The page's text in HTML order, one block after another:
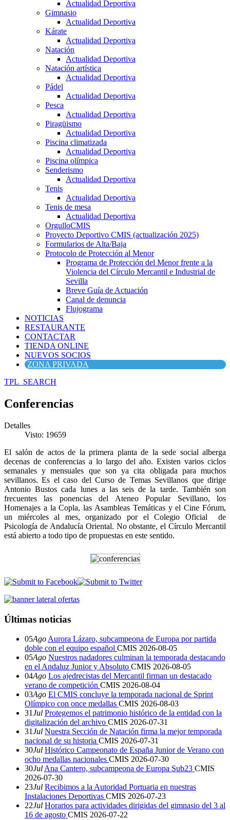
Actualidad Deportiva
Gimnasio
Actualidad Deportiva
Kárate
Actualidad Deportiva
Natación
Actualidad Deportiva
Natación artística
Actualidad Deportiva
Pádel
Actualidad Deportiva
Pesca
Actualidad Deportiva
Piragüismo
Actualidad Deportiva
Piscina climatizada
Actualidad Deportiva
Piscina olímpica
Senderismo
Actualidad Deportiva
Tenis
Actualidad Deportiva
Tenis de mesa
Actualidad Deportiva
OrgulloCMIS
Proyecto Deportivo CMIS (actualización 2025)
Formularios de Alta/Baja
Protocolo de Protección al Menor
Programa de Protección del Menor frente a la
Violencia del Círculo Mercantil e Industrial de
Sevilla
Breve Guía de Actuación
Canal de denuncia
Flujograma
NOTICIAS
RESTAURANTE
CONTACTAR
TIENDA ONLINE
NUEVOS SOCIOS
ZONA PRIVADA
TPL_SEARCH
Conferencias
Detalles
Visto: 19659
El salón de actos de la primera planta de la sede social alberga
decenas de conferencias a lo largo del año. Existen varios ciclos
semanales y mensuales que son ya cita obligada para muchos
sevillanos. Es el caso del Curso de Temas Sevillanos que dirige
Antonio Bustos cada lunes a las seis de la tarde. También son
frecuentes las ponencias del Ateneo Popular Sevillano, los
Homenajes a la Copla, las Asambleas Temáticas y el Cine Fórum,
un miércoles al mes, organizado por el Colegio Oficial de
Psicología de Andalucía Oriental. No obstante, el Círculo Mercantil
está abierto a todo tipo de propuestas en este sentido.
Últimas noticias
05Ago Aurora Lázaro, subcampeona de Europa por partida
doble con el equipo español CMIS 2026-08-05
05Ago Nuestros nadadores culminan la temporada destacando
en el Andaluz Junior y Absoluto CMIS 2026-08-05
04Ago Los ajedrecistas del Mercantil firman un destacado
verano de competición CMIS 2026-08-04
03Ago El CMIS concluye la temporada nacional de Sprint
Olímpico con once medallas CMIS 2026-08-03
31Jul Protegemos el patrimonio histórico de la entidad con la
digitalización del archivo CMIS 2026-07-31
31Jul Nuestra Sección de Natación firma la mejor temporada
nacional de su historia CMIS 2026-07-31
30Jul Histórico Campeonato de España Junior de Verano con
ocho medallas nacionales CMIS 2026-07-30
30Jul Ana Cantero, subcampeona de Europa Sub23 CMIS
2026-07-30
23Jul Recibimos a la Autoridad Portuaria en nuestras
Instalaciones Deportivas CMIS 2026-07-23
22Jul Horarios para actividades dirigidas del gimnasio del 3 al
16 de agosto CMIS 2026-07-22